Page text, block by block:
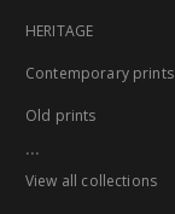
HERITAGE
Contemporary prints
Old prints
...
View all collections